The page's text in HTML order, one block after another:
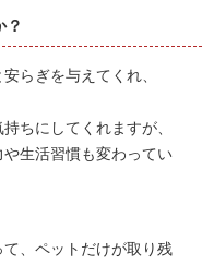
？
らぎを与えてくれ、
ちにしてくれますが、
生活習慣も変わってい
、ペットだけが取り残